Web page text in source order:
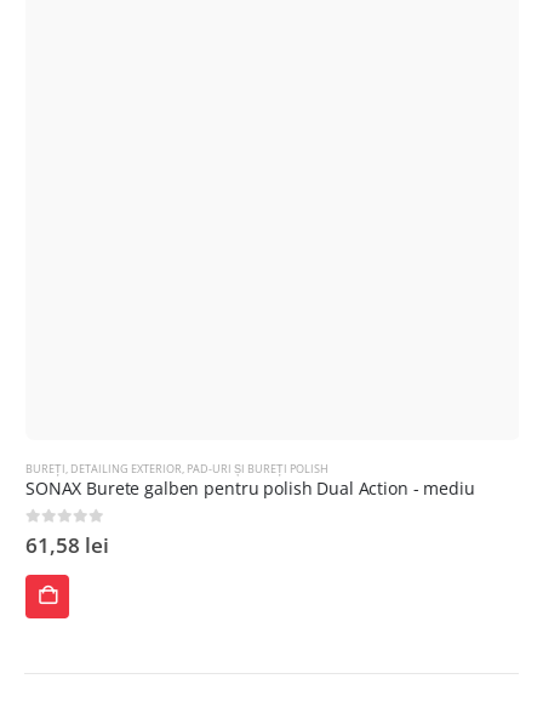
BUREȚI, DETAILING EXTERIOR, PAD-URI ȘI BUREȚI POLISH
SONAX Burete galben pentru polish Dual Action - mediu
0out of 5
61,58 lei